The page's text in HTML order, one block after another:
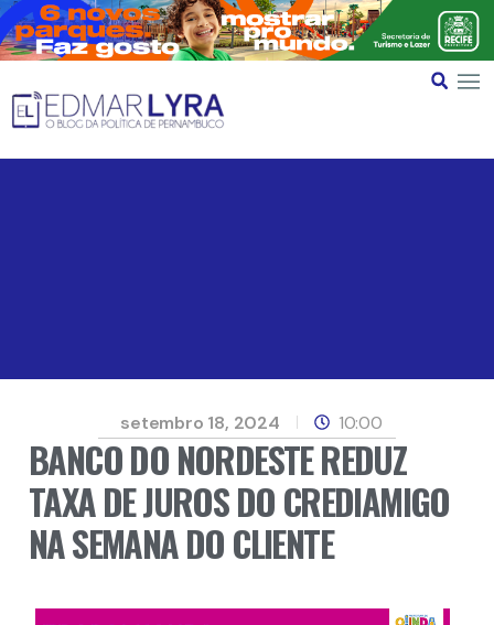
setembro 18, 2024 10:00
BANCO DO NORDESTE REDUZ
TAXA DE JUROS DO CREDIAMIGO
NA SEMANA DO CLIENTE